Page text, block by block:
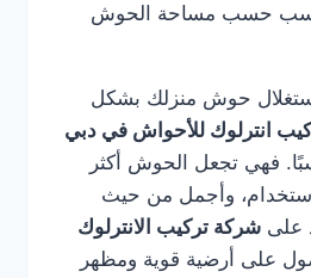
حسب مساحة الحوش
حوش منزلك بشكل
انترلوك للأحواش في دبي
فهي تجعل الحوش أكثر
وأجمل من حيث
على شركة تركيب الانترلوك
على أرضية قوية ومظهر